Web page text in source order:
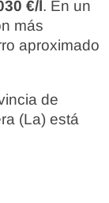
€/l. En un
más
aproximado
de
(La) está